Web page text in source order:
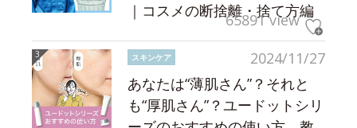
｜コスメの断捨離・捨て方編
65891 view
2024/11/27
スキンケア
あなたは“薄肌さん”？それと
も“厚肌さん”？ユードットシリ